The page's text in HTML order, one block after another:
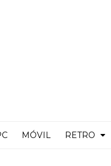
MÓVIL RETRO